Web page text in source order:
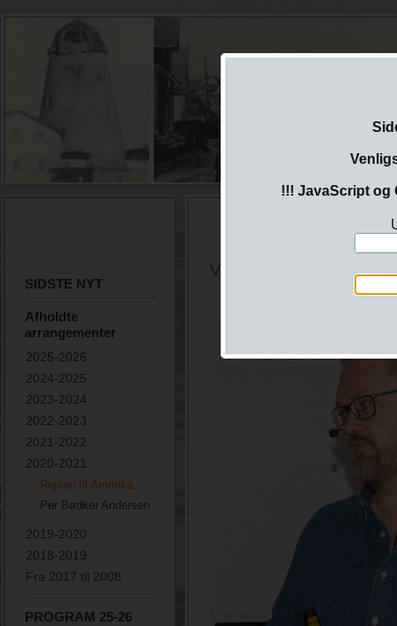
SIDSTE NYT
Afholdte
arrangementer
2025-2026
2024-2025
2023-2024
2022-2023
2021-2022
2020-2021
Rejsen til Amerika.
Per Bødker Andersen
2019-2020
2018-2019
Fra 2017 til 2008
PROGRAM 25-26
!!! JavaScript og
Ved Ole Sønnichsen.